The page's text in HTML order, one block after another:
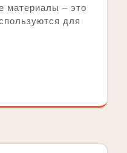
материалы ‒ это
для